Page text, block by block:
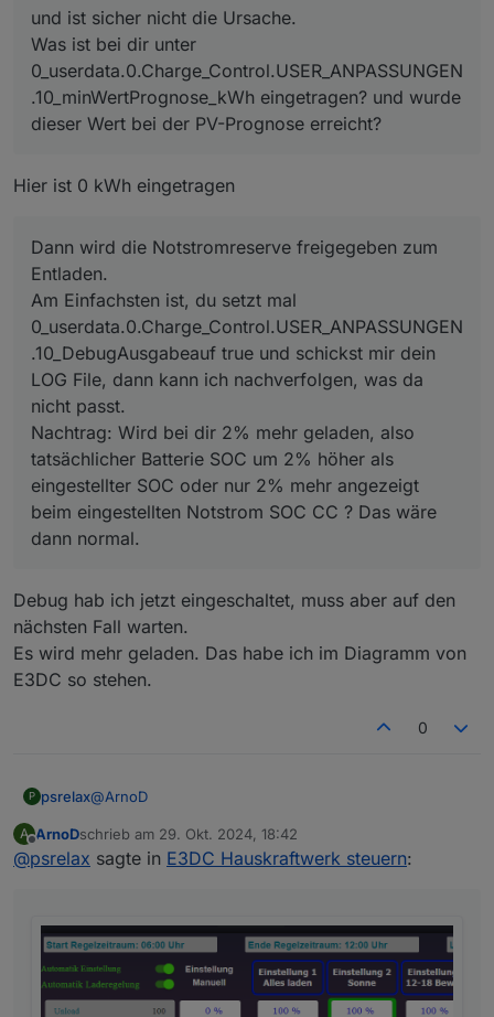
und ist sicher nicht die Ursache.
Was ist bei dir unter
0_userdata.0.Charge_Control.USER_ANPASSUNGEN
.10_minWertPrognose_kWh eingetragen? und wurde
dieser Wert bei der PV-Prognose erreicht?
Hier ist 0 kWh eingetragen
Dann wird die Notstromreserve freigegeben zum
Entladen.
Am Einfachsten ist, du setzt mal
0_userdata.0.Charge_Control.USER_ANPASSUNGEN
.10_DebugAusgabeauf true und schickst mir dein
LOG File, dann kann ich nachverfolgen, was da
nicht passt.
Nachtrag: Wird bei dir 2% mehr geladen, also
tatsächlicher Batterie SOC um 2% höher als
eingestellter SOC oder nur 2% mehr angezeigt
beim eingestellten Notstrom SOC CC ? Das wäre
dann normal.
Debug hab ich jetzt eingeschaltet, muss aber auf den
nächsten Fall warten.
Es wird mehr geladen. Das habe ich im Diagramm von
E3DC so stehen.
0
P psrelax@ArnoD
Ich möchte dir keinen Stress mit diesem Thema
machen, da du sicherlich wichtigere Themen auf der
Die Ladung selbst startet. Allerdings werden 2% mehr
geladen als Notstrom eingestellt ist und gleich danach
wird anscheinend die Entladesperre aufgehoben, so
dass der Speicher komplett entleert wird.
Ich denke das passt nicht, außer meine Einstellung
A
Offline
ArnoDschrieb am 29. Okt. 2024, 18:42
zuletzt editiert von
@psrelax sagte in E3DC Hauskraftwerk steuern: